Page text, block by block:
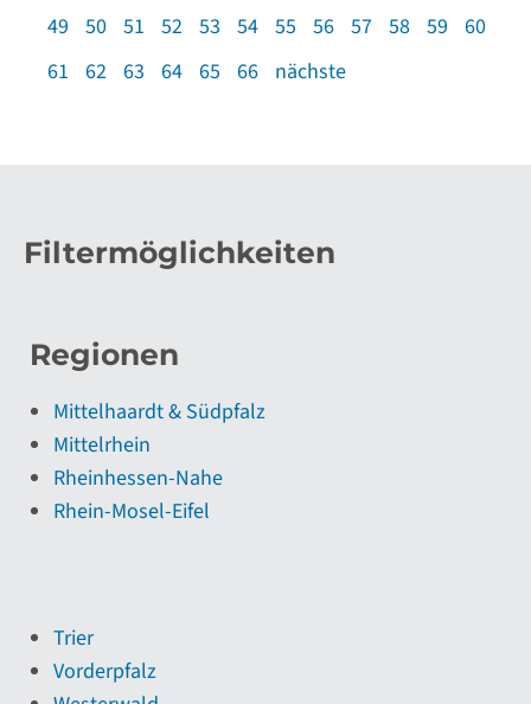
49 50 51 52 53 54 55 56 57 58 59 60
61 62 63 64 65 66 nächste
Filtermöglichkeiten
Regionen
Mittelhaardt & Südpfalz
Mittelrhein
Rheinhessen-Nahe
Rhein-Mosel-Eifel
Trier
Vorderpfalz